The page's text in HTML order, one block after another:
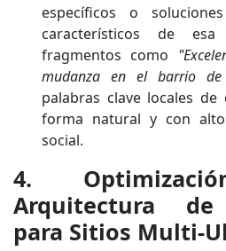
específicos o
característicos de
fragmentos como
mudanza en el barrio de
palabras clave locales
forma natural y con
social.
4.
Arquitectura
para Sitios Multi-